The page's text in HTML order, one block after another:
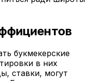
букмекерские
в них
ставки, могут